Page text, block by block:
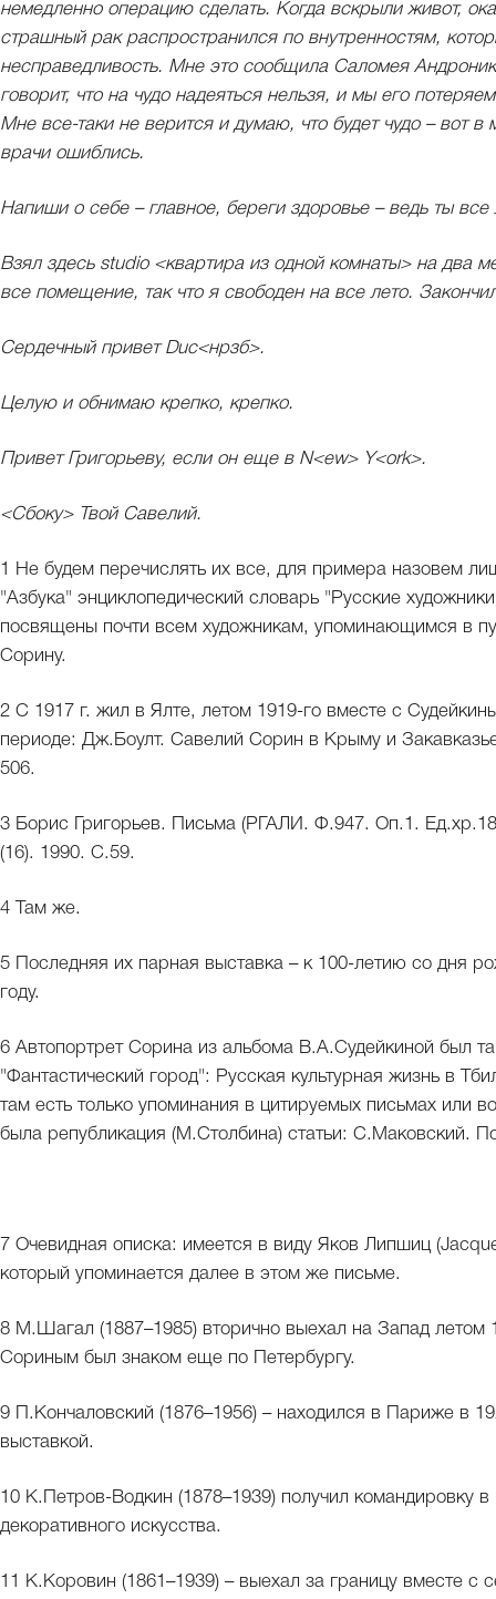
немедленно операцию сделать. Когда вскрыли живот,
страшный рак распространился по внутренностям,
несправедливость. Мне это сообщила Саломея
говорит, что на чудо надеяться нельзя, и мы его
Мне все-таки не верится и думаю, что будет чудо – вот
врачи ошиблись.
Напиши о себе – главное, береги здоровье – ведь ты все
Взял здесь studio <квартира из одной комнаты> на два
все помещение, так что я свободен на все лето.
Сердечный привет Duc<нрзб>.
Целую и обнимаю крепко, крепко.
Привет Григорьеву, если он еще в N<ew> Y<ork>.
<Cбоку> Твой Савелий.
1 Не будем перечислять их все, для примера назовем
"Азбука" энциклопедический словарь "Русские
посвящены почти всем художникам, упоминающимся в
Сорину.
2 С 1917 г. жил в Ялте, летом 1919-го вместе с
периоде: Дж.Боулт. Савелий Сорин в Крыму и
506.
3 Борис Григорьев. Письма (РГАЛИ. Ф.947. Оп.1.
(16). 1990. С.59.
4 Там же.
5 Последняя их парная выставка – к 100-летию со дня
году.
6 Автопортрет Сорина из альбома В.А.Судейкиной был
"Фантастический город": Русская культурная жизнь в
там есть только упоминания в цитируемых письмах
была републикация (М.Столбина) статьи:
7 Очевидная описка: имеется в виду Яков Липшиц
который упоминается далее в этом же письме.
8 М.Шагал (1887–1985) вторично выехал на Запад
Сориным был знаком еще по Петербургу.
9 П.Кончаловский (1876–1956) – находился в Париже в
выставкой.
10 К.Петров-Водкин (1878–1939) получил командировку
декоративного искусства.
11 К.Коровин (1861–1939) – выехал за границу вместе с